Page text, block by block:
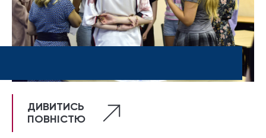
ДИВИТИСЬ
ПОВНІСТЮ